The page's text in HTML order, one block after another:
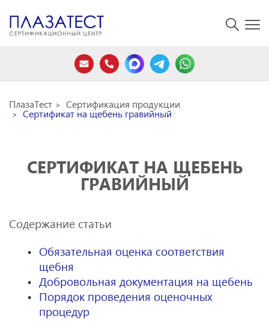
ПлазаТест Сертификация продукции
Сертификат на щебень гравийный
СЕРТИФИКАТ НА ЩЕБЕНЬ
ГРАВИЙНЫЙ
Содержание статьи
Обязательная оценка соответствия
щебня
Добровольная документация на щебень
Порядок проведения оценочных
процедур